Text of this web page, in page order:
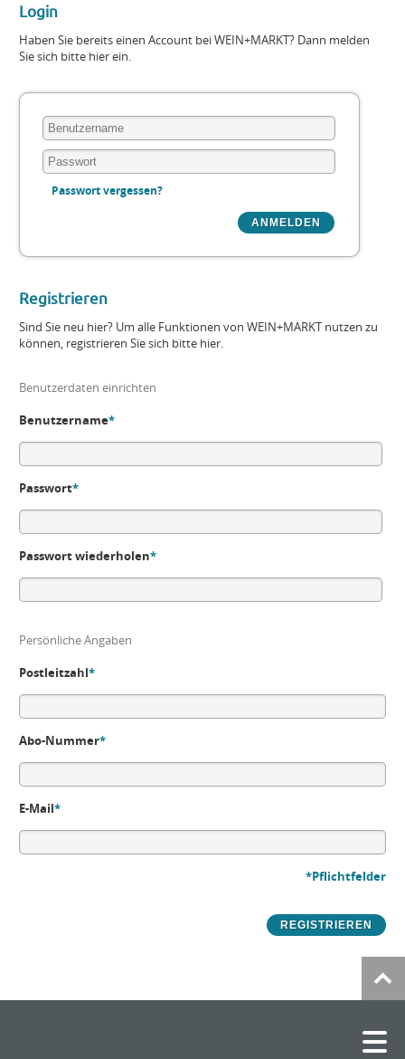
Login
Haben Sie bereits einen Account bei WEIN+MARKT? Dann melden
Sie sich bitte hier ein.
Passwort vergessen?
Registrieren
Sind Sie neu hier? Um alle Funktionen von WEIN+MARKT nutzen zu
können, registrieren Sie sich bitte hier.
Benutzerdaten einrichten
Benutzername*
Passwort*
Passwort wiederholen*
Persönliche Angaben
Postleitzahl*
Abo-Nummer*
E-Mail*
*Pflichtfelder